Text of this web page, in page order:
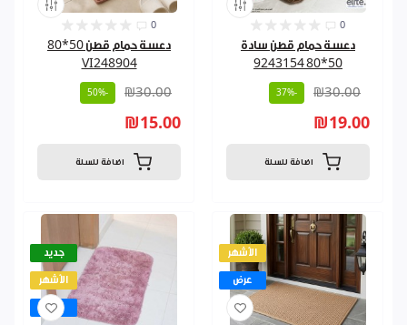
0
دعسة حمام قطن 50*80
VI248904
₪30.00
-50%
₪15.00
اضافة للسلة
0
دعسة حمام قطن سادة
50*80 9243154
₪30.00
-37%
₪19.00
اضافة للسلة
جديد
الأشهر
عرض
الأشهر
عرض